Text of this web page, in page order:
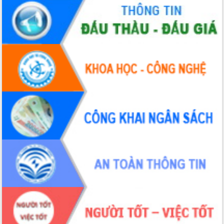
Tháo gỡ những vướng mắc, đẩy mạnh
công tác cải cách thủ tục hành chính
tại Trung tâm Phục vụ hành chính
công tỉnh
Đắk Lắk: Tôn vinh 46 giải pháp tại Hội
thi Sáng tạo Kỹ thuật 2024 - 2025
Đắk Lắk rà soát, điều chỉnh Đề án 190
về phát triển nuôi trồng thủy sản
Phó Chủ tịch UBND tỉnh Đắk Lắk
Trương Công Thái kiểm tra thực địa
Dự án cao tốc Khánh Hòa - Buôn Ma
Thuột
Định vị cà phê Việt Nam như một “di
sản sống” trong dòng chảy toàn cầu
Xây dựng nông thôn mới: Nâng cao đời
sống người dân từ những mô hình thiết
Quyết liệt tháo gỡ vướng mắc, đẩy
nhanh tiến độ các dự án trọng điểm
trong Khu kinh tế Nam Phú Yên